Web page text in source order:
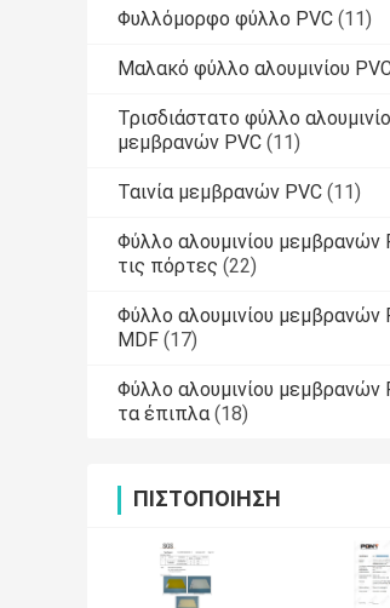
Φυλλόμορφο φύλλο PVC (11)
Μαλακό φύλλο αλουμινίου
Τρισδιάστατο φύλλο
μεμβρανών PVC (11)
Ταινία μεμβρανών PVC (11)
Φύλλο αλουμινίου μεμβρανών
τις πόρτες (22)
Φύλλο αλουμινίου μεμβρανών
MDF (17)
Φύλλο αλουμινίου μεμβρανών
τα έπιπλα (18)
ΠΙΣΤΟΠΟΊΗΣΗ